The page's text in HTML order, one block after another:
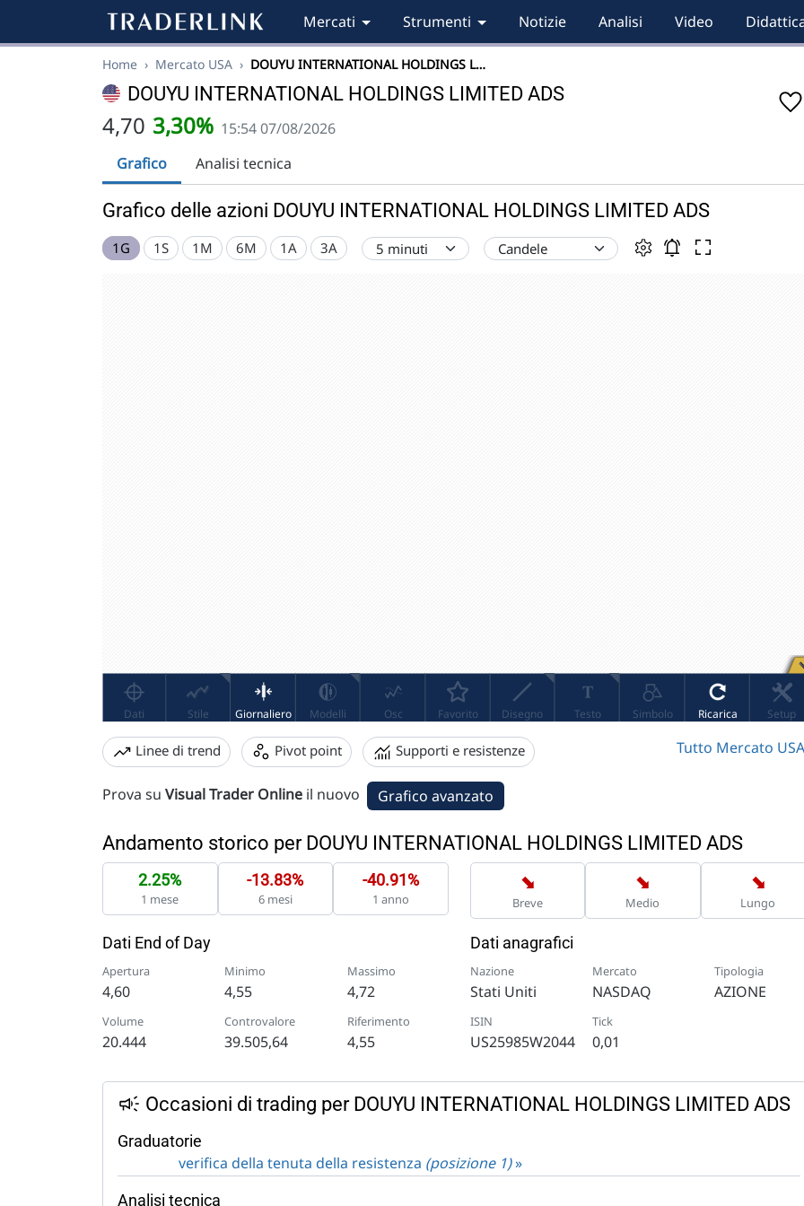
Mercati Strumenti Notizie Analisi Video
Home › Mercato USA › DOUYU INTERNATIONAL HOLDINGS L…
DOUYU INTERNATIONAL HOLDINGS LIMITED ADS
4,70 3,30% 15:54 07/08/2026
Grafico
Analisi tecnica
Grafico delle azioni DOUYU INTERNATIONAL HOLDINGS LIMITED ADS
1G 1S 1M 6M 1A 3A
Linee di trend Pivot point Supporti e resistenze Tutto Mercato
Prova su Visual Trader Online il nuovo Grafico avanzato
Andamento storico per DOUYU INTERNATIONAL HOLDINGS LIMITED ADS
2.25%
1 mese
-13.83%
6 mesi
-40.91%
1 anno
➡
Breve
➡
Medio
➡
Lungo
Dati End of Day
Apertura
4,60
Minimo
4,55
Massimo
4,72
Volume
20.444
Controvalore
39.505,64
Riferimento
4,55
Dati anagrafici
Nazione
Stati Uniti
Mercato
NASDAQ
Tipologia
AZIONE
ISIN
US25985W2044
Tick
0,01
Occasioni di trading per DOUYU INTERNATIONAL HOLDINGS LIMITED ADS
Graduatorie
verifica della tenuta della resistenza (posizione 1)»
Analisi tecnica